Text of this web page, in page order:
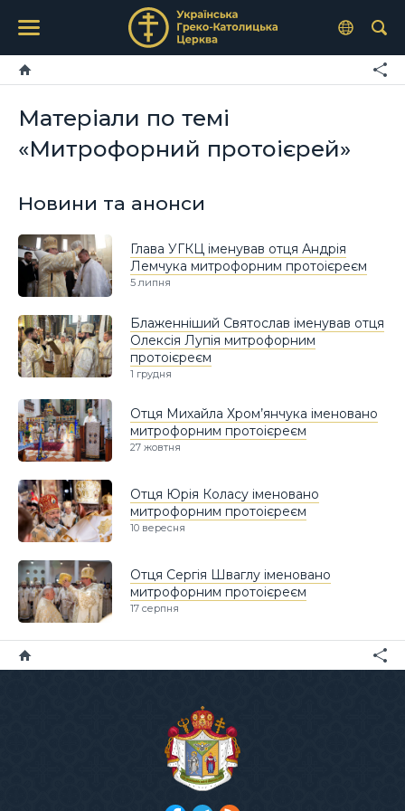
Матеріали по темі
«Митрофорний протоієрей»
Новини та анонси
Глава УГКЦ іменував отця Андрія
Лемчука митрофорним протоієреєм
5 липня
Блаженніший Святослав іменував отця
Олексія Лупія митрофорним
протоієреєм
1 грудня
Отця Михайла Хром’янчука іменовано
митрофорним протоієреєм
27 жовтня
Отця Юрія Коласу іменовано
митрофорним протоієреєм
10 вересня
Отця Сергія Шваглу іменовано
митрофорним протоієреєм
17 серпня